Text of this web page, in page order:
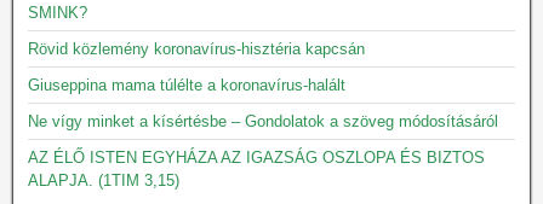
SMINK?
Rövid közlemény koronavírus-hisztéria kapcsán
Giuseppina mama túlélte a koronavírus-halált
Ne vígy minket a kísértésbe – Gondolatok a szöveg módosításáról
AZ ÉLŐ ISTEN EGYHÁZA AZ IGAZSÁG OSZLOPA ÉS BIZTOS
ALAPJA. (1TIM 3,15)